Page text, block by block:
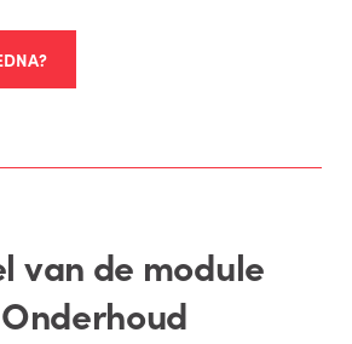
van de module